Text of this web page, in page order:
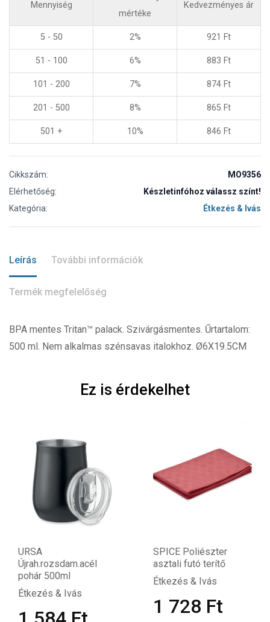
Mennyiség
mértéke
Kedvezményes ár
5 - 50 2% 921 Ft
51 - 100 6% 883 Ft
101 - 200 7% 874 Ft
201 - 500 8% 865 Ft
501 + 10% 846 Ft
Cikkszám:
MO9356
Elérhetőség:
Készletinfóhoz válassz színt!
Kategória:
Étkezés & Ivás
Leírás További információk
Termék megfelelőség
BPA mentes Tritan™ palack. Szivárgásmentes. Űrtartalom:
500 ml. Nem alkalmas szénsavas italokhoz. Ø6X19.5CM
Ez is érdekelhet
URSA
Újrah.rozsdam.acél
pohár 500ml
Étkezés & Ivás
SPICE Poliészter
asztali futó terítő
Étkezés & Ivás
1 728 Ft